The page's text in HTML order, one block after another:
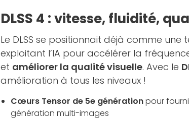
DLSS 4 : vitesse, fluidité,
Le DLSS se positionnait déjà comme
exploitant l’IA pour accélérer la
et améliorer la qualité visuelle. Avec le
amélioration à tous les niveaux !
Cœurs Tensor de 5e générationpour
génération multi-images